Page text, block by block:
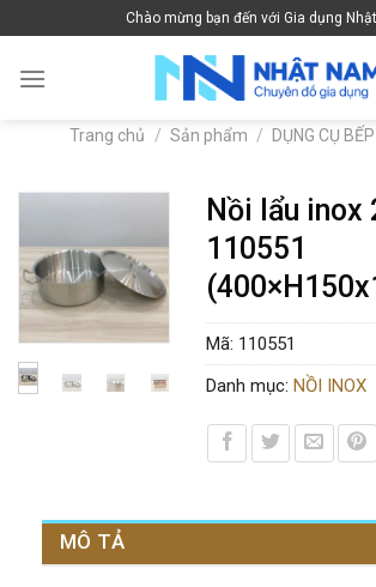
to
content
Chào mừng bạn đến với Gia dụng
Trang chủ / Sản phẩm / DỤNG CỤ BẾP
Nồi lẩu inox
110551
Mã: 110551
Danh mục: NỒI INOX
MÔ TẢ